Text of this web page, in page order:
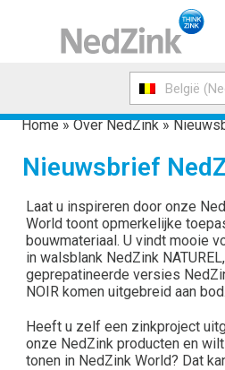
België
Home»Over NedZink»
Nieuwsbrief
Laat u inspireren door onze
World toont opmerkelijke
bouwmateriaal. U vindt mooie
in walsblank NedZink
geprepatineerde versies
NOIR komen uitgebreid aan bod.
Heeft u zelf een zinkproject
onze NedZink producten en
tonen in NedZink World? Dat